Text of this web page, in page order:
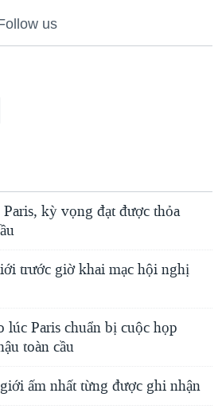
us
kỳ vọng đạt được thỏa
trước giờ khai mạc hội nghị
lúc Paris chuẩn bị cuộc họp
toàn cầu
ấm nhất từng được ghi nhận